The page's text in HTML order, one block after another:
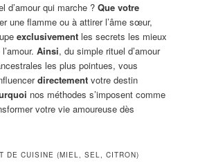
d’amour qui marche ?Que votre
une flamme ou à attirer l’âme sœur,
exclusivement les secrets les mieux
Ainsi, du simple rituel d’amour
les plus pointues, vous
directement votre destin
nos méthodes s’imposent comme
votre vie amoureuse dès
DE CUISINE (MIEL, SEL, CITRON)